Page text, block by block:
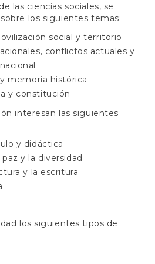
las ciencias sociales, se
los siguientes temas:
social y territorio
conflictos actuales y
memoria histórica
y constitución
interesan las siguientes
y didáctica
y la diversidad
y la escritura
los siguientes tipos de